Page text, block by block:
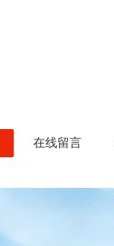
在线留言